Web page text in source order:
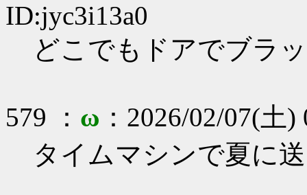
ID:jyc3i13a0
どこでもドアでブラ
579 ： ω ：2026/02/07(土
タイムマシンで夏に